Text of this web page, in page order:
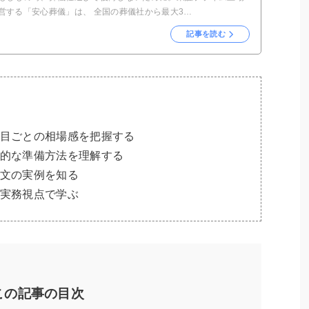
する「安心葬儀」は、 全国の葬儀社から最大3…
記事を読む
ごとの相場感を把握する
な準備方法を理解する
の実例を知る
務視点で学ぶ
の記事の目次